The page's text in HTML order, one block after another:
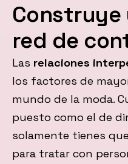
Construye
red de
Las relaciones
los factores de
mundo de la moda.
puesto como el de
solamente tienes
para tratar con